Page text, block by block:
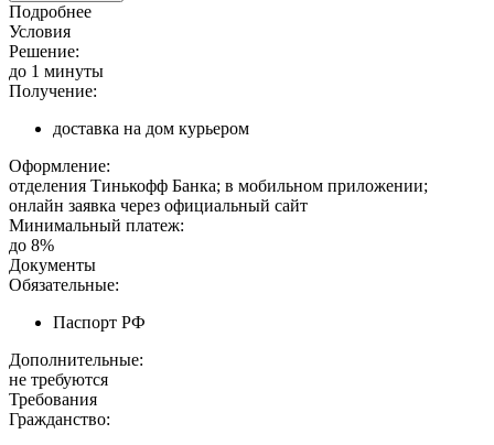
Подробнее
Условия
Решение:
до 1 минуты
Получение:
доставка на дом курьером
Оформление:
отделения Тинькофф Банка; в мобильном приложении;
онлайн заявка через официальный сайт
Минимальный платеж:
до 8%
Документы
Обязательные:
Паспорт РФ
Дополнительные:
не требуются
Требования
Гражданство: